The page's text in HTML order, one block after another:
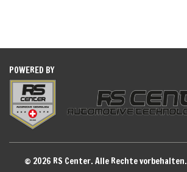
POWERED BY
© 2026 RS Center. Alle Rechte vorbehalten.